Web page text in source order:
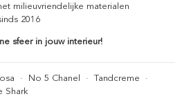
milieuvriendelijke materialen
2016
sfeer in jouw interieur!
· No 5 Chanel · Tandcreme ·
Shark